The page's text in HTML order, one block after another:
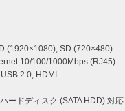
(1920×1080), SD (720×480)
10/100/1000Mbps (RJ45)
2.0, HDMI
ードディスク (SATA HDD) 対応